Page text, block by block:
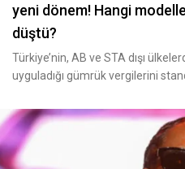
yeni dönem! Hangi
düştü?
Türkiye’nin, AB ve STA dışı
uyguladığı gümrük vergilerini